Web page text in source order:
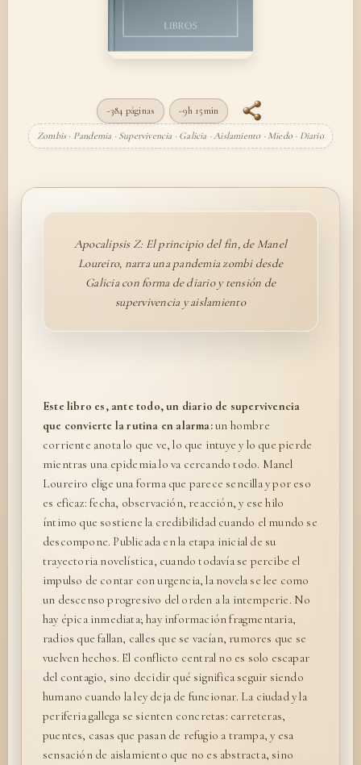
~384 páginas ~9h 15min
Zombis · Pandemia · Supervivencia · Galicia · Aislamiento · Miedo · Diario
Apocalipsis Z: El principio del fin, de Manel
Loureiro, narra una pandemia zombi desde
Galicia con forma de diario y tensión de
supervivencia y aislamiento
Este libro es, ante todo, un diario de supervivencia
que convierte la rutina en alarma:un hombre
corriente anota lo que ve, lo que intuye y lo que pierde
mientras una epidemia lo va cercando todo. Manel
Loureiro elige una forma que parece sencilla y por eso
es eficaz: fecha, observación, reacción, y ese hilo
íntimo que sostiene la credibilidad cuando el mundo se
descompone. Publicada en la etapa inicial de su
trayectoria novelística, cuando todavía se percibe el
impulso de contar con urgencia, la novela se lee como
un descenso progresivo del orden a la intemperie. No
hay épica inmediata; hay información fragmentaria,
radios que fallan, calles que se vacían, rumores que se
vuelven hechos. El conflicto central no es solo escapar
del contagio, sino decidir qué significa seguir siendo
humano cuando la ley deja de funcionar. La ciudad y la
periferia gallega se sienten concretas: carreteras,
puentes, casas que pasan de refugio a trampa, y esa
sensación de aislamiento que no es abstracta, sino